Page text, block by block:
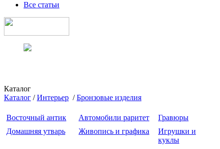
Все статьи
Каталог
Каталог /Интерьер /Бронзовые изделия
Восточный антик Автомобили раритет
Гравюры
Домашняя утварь
Живопись и графика
Игрушки и
куклы